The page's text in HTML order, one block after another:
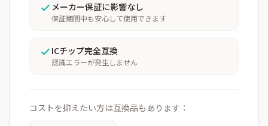
メーカー保証に影響なし
保証期間中も安心して使用できます
ICチップ完全互換
認識エラーが発生しません
コストを抑えたい方は互換品もあります：